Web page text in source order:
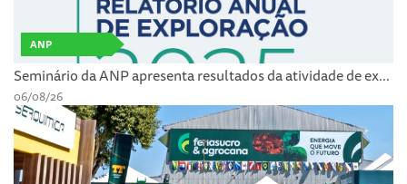
ANP
Seminário da ANP apresenta resultados da atividade de ex...
06/08/26